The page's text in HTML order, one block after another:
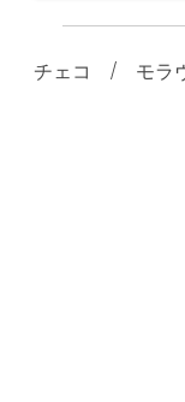
チェコ / モラヴ